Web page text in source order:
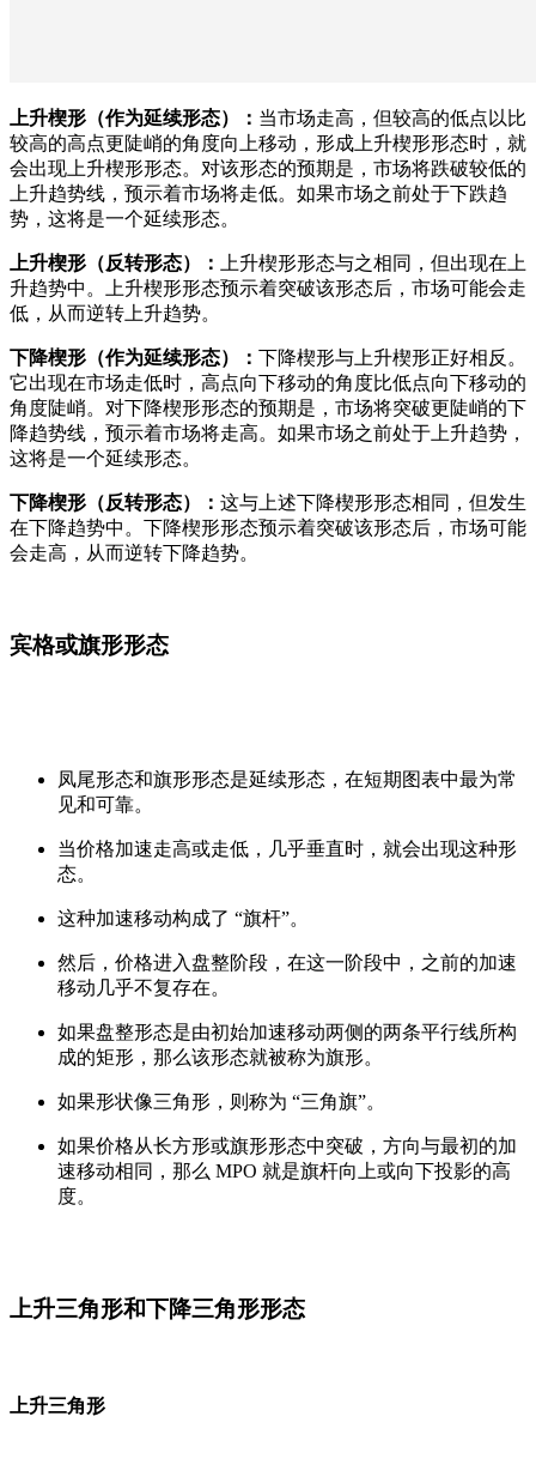
上升楔形（作为延续形态）： 当市场走高，但较高的低点以比
较高的高点更陡峭的角度向上移动，形成上升楔形形态时，就
会出现上升楔形形态。对该形态的预期是，市场将跌破较低的
上升趋势线，预示着市场将走低。如果市场之前处于下跌趋
势，这将是一个延续形态。
上升楔形（反转形态）：
上升楔形形态与之相同，但出现在上
升趋势中。上升楔形形态预示着突破该形态后，市场可能会走
低，从而逆转上升趋势。
下降楔形（作为延续形态）： 下降楔形与上升楔形正好相反。
它出现在市场走低时，高点向下移动的角度比低点向下移动的
角度陡峭。对下降楔形形态的预期是，市场将突破更陡峭的下
降趋势线，预示着市场将走高。如果市场之前处于上升趋势，
这将是一个延续形态。
下降楔形（反转形态）： 这与上述下降楔形形态相同，但发生
在下降趋势中。下降楔形形态预示着突破该形态后，市场可能
会走高，从而逆转下降趋势。
宾格或旗形形态
凤尾形态和旗形形态是延续形态，在短期图表中最为常
见和可靠。
当价格加速走高或走低，几乎垂直时，就会出现这种形
态。
这种加速移动构成了 “旗杆”。
然后，价格进入盘整阶段，在这一阶段中，之前的加速
移动几乎不复存在。
如果盘整形态是由初始加速移动两侧的两条平行线所构
成的矩形，那么该形态就被称为旗形。
如果形状像三角形，则称为 “三角旗”。
如果价格从长方形或旗形形态中突破，方向与最初的加
速移动相同，那么 MPO 就是旗杆向上或向下投影的高
度。
上升三角形和下降三角形形态
上升三角形